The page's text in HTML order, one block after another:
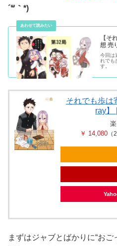
´꒳｀*)
【そ
想 売
今回は
れでも
す。
それでも歩は
ray】
￥ 14,080
まずはジャブとばかりに“お